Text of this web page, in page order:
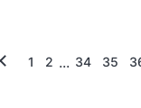
1 2 ... 34 35